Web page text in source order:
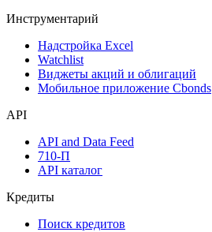
Инструментарий
Надстройка Excel
Watchlist
Виджеты акций и облигаций
Мобильное приложение Cbonds
API
API and Data Feed
710-П
API каталог
Кредиты
Поиск кредитов